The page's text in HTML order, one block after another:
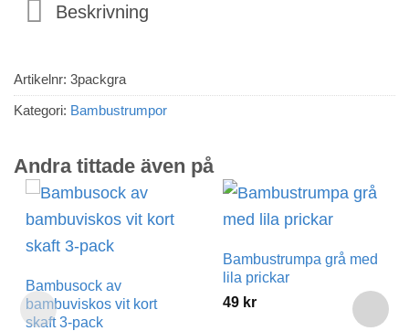
Beskrivning
Artikelnr: 3packgra
Kategori: Bambustrumpor
Andra tittade även på
Bambusock av
bambuviskos vit kort
skaft 3-pack
Bambustrumpa grå med
lila prickar
49 kr